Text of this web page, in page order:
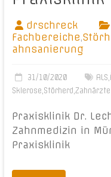
drschreck
Fachbereiche,
ahnsanierung
31/10/2020 ALS,
Sklerose,Störherd,Zahnärzte
Praxisklinik Dr.
Zahnmedizin in
Praxisklinik